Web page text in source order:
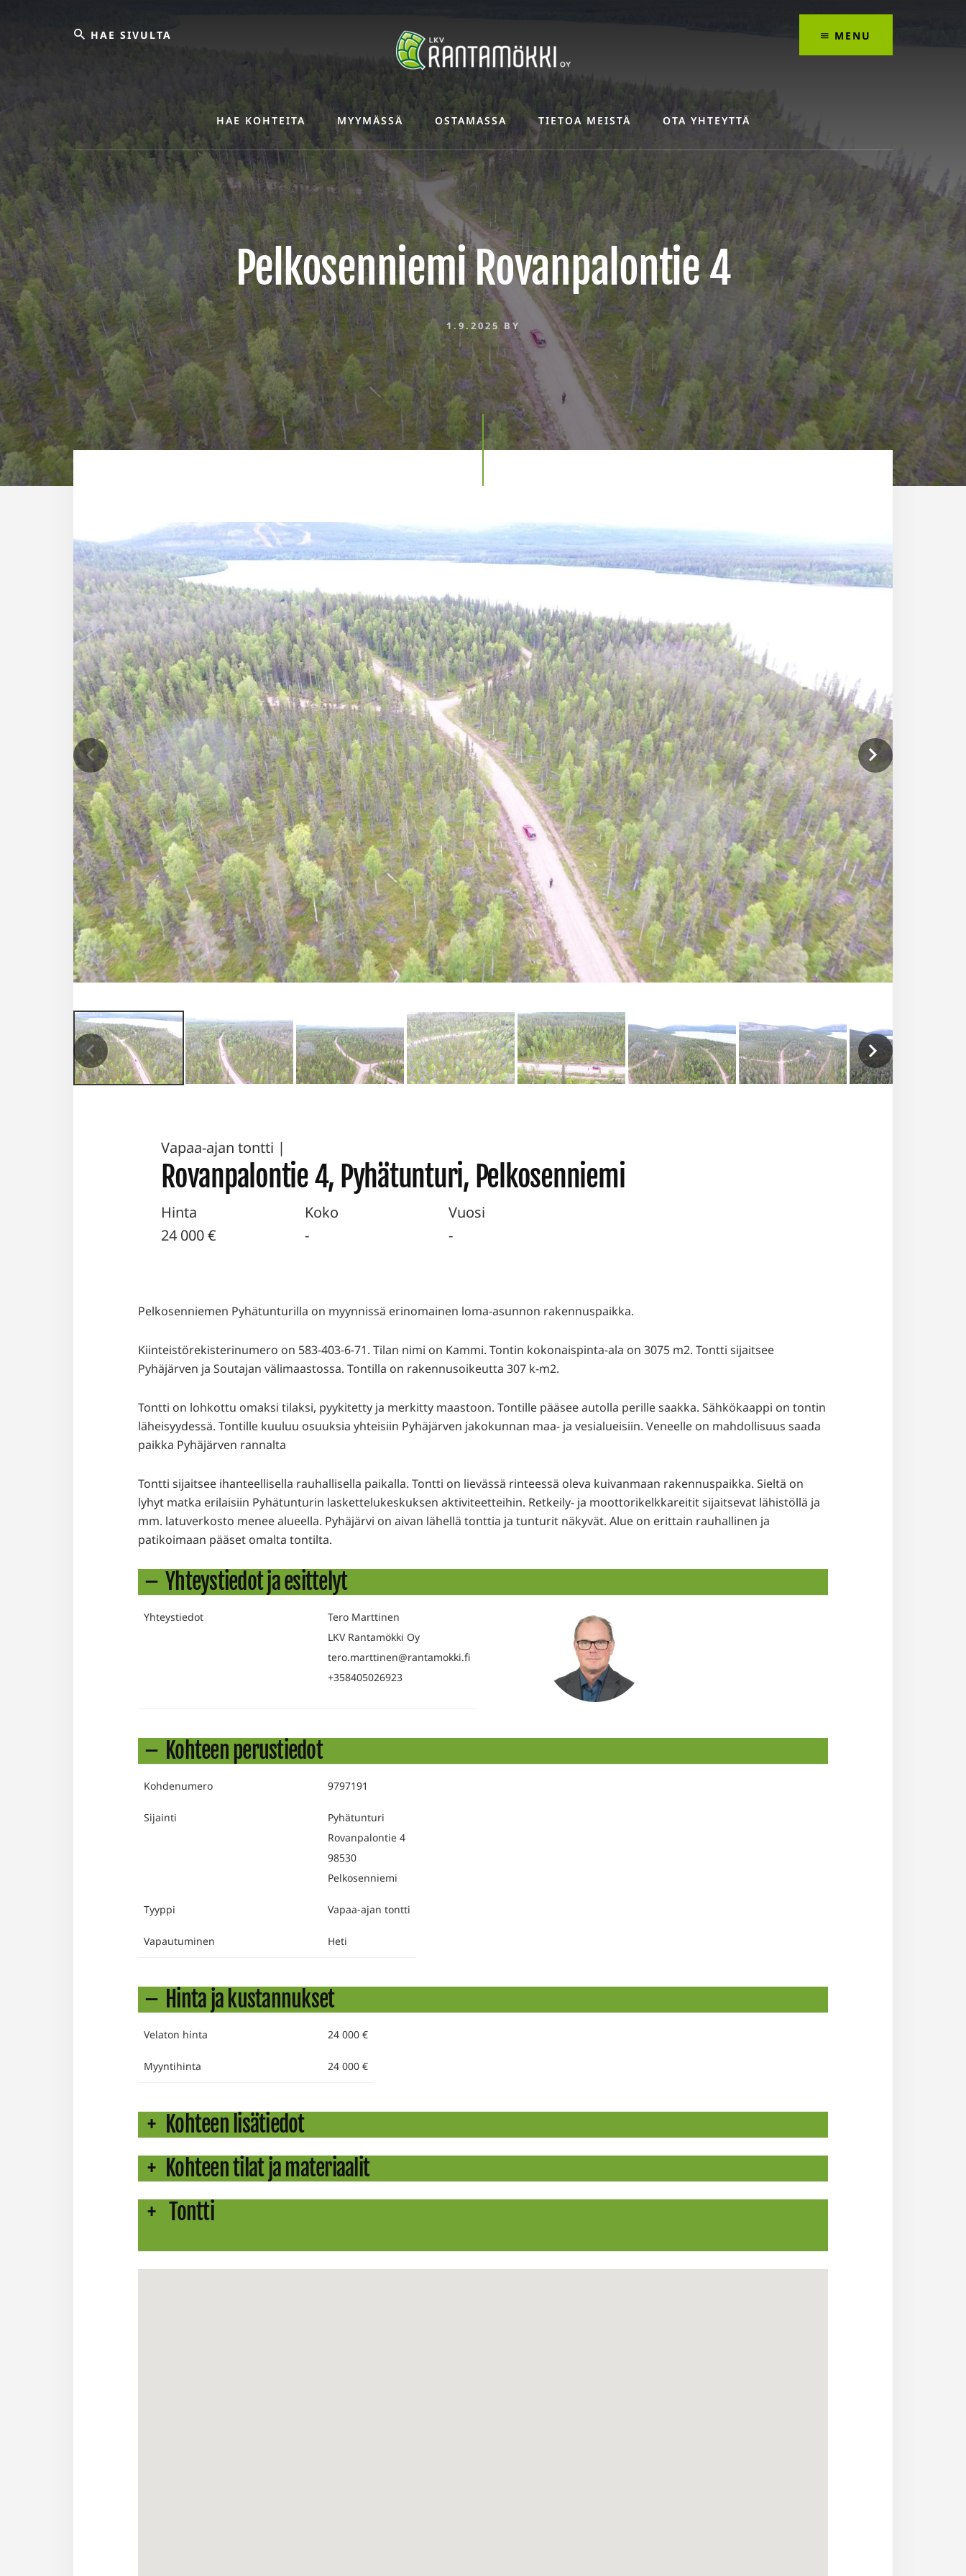
MENU
Hae
HAE KOHTEITA MYYMÄSSÄ OSTAMASSA TIETOA MEISTÄ OTA YHTEYTTÄ
Pelkosenniemi Rovanpalontie 4
1.9.2025 BY
Vapaa-ajan tontti |
Rovanpalontie 4, Pyhätunturi, Pelkosenniemi
Hinta
24 000 €
Koko
-
Vuosi
-
Pelkosenniemen Pyhätunturilla on myynnissä erinomainen loma-asunnon rakennuspaikka.
Kiinteistörekisterinumero on 583-403-6-71. Tilan nimi on Kammi. Tontin kokonaispinta-ala on 3075 m2. Tontti sijaitsee
Pyhäjärven ja Soutajan välimaastossa. Tontilla on rakennusoikeutta 307 k-m2.
Tontti on lohkottu omaksi tilaksi, pyykitetty ja merkitty maastoon. Tontille pääsee autolla perille saakka. Sähkökaappi on tontin
läheisyydessä. Tontille kuuluu osuuksia yhteisiin Pyhäjärven jakokunnan maa- ja vesialueisiin. Veneelle on mahdollisuus saada
paikka Pyhäjärven rannalta
Tontti sijaitsee ihanteellisella rauhallisella paikalla. Tontti on lievässä rinteessä oleva kuivanmaan rakennuspaikka. Sieltä on
lyhyt matka erilaisiin Pyhätunturin laskettelukeskuksen aktiviteetteihin. Retkeily- ja moottorikelkkareitit sijaitsevat lähistöllä ja
mm. latuverkosto menee alueella. Pyhäjärvi on aivan lähellä tonttia ja tunturit näkyvät. Alue on erittain rauhallinen ja
patikoimaan pääset omalta tontilta.
Yhteystiedot ja esittelyt
Yhteystiedot
Tero Marttinen
LKV Rantamökki Oy
tero.marttinen@rantamokki.fi
+358405026923
Kohteen perustiedot
Kohdenumero 9797191
Sijainti
Pyhätunturi
Rovanpalontie 4
98530
Pelkosenniemi
Tyyppi Vapaa-ajan tontti
Vapautuminen Heti
Hinta ja kustannukset
Velaton hinta 24 000 €
Myyntihinta 24 000 €
Kohteen lisätiedot
Kohteen tilat ja materiaalit
Tontti